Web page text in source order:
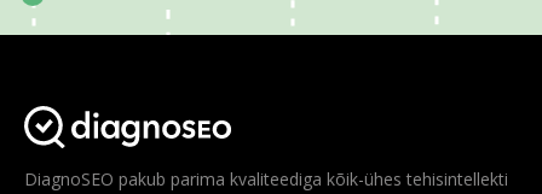
DiagnoSEO pakub parima kvaliteediga kõik-ühes tehisintellekti